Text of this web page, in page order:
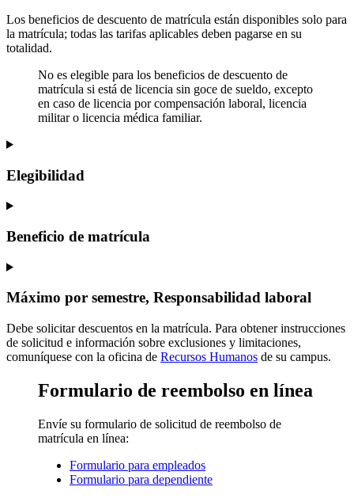
Los beneficios de descuento de matrícula están disponibles solo para
la matrícula; todas las tarifas aplicables deben pagarse en su
totalidad.
No es elegible para los beneficios de descuento de
matrícula si está de licencia sin goce de sueldo, excepto
en caso de licencia por compensación laboral, licencia
militar o licencia médica familiar.
Elegibilidad
Beneficio de matrícula
Máximo por semestre, Responsabilidad laboral
Debe solicitar descuentos en la matrícula. Para obtener instrucciones
de solicitud e información sobre exclusiones y limitaciones,
comuníquese con la oficina de Recursos Humanos de su campus.
Formulario de reembolso en línea
Envíe su formulario de solicitud de reembolso de
matrícula en línea:
Formulario para empleados
Formulario para dependiente